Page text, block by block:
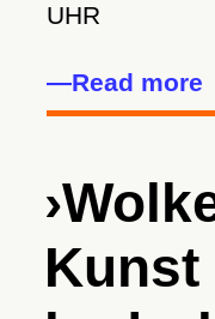
UHR
—Read more
Kunst